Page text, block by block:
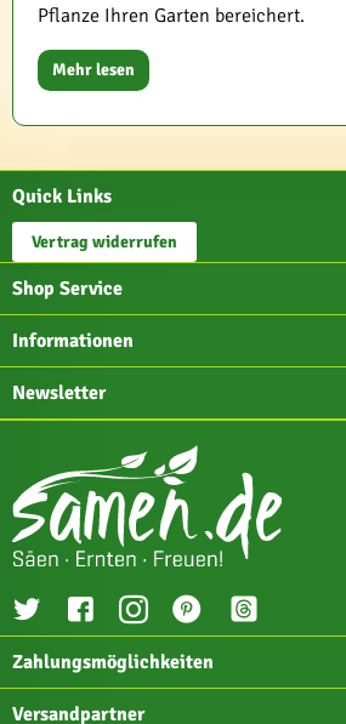
Pflanze Ihren Garten bereichert.
Mehr lesen
Quick Links
Vertrag widerrufen
Shop Service
Informationen
Newsletter
Zahlungsmöglichkeiten
Versandpartner